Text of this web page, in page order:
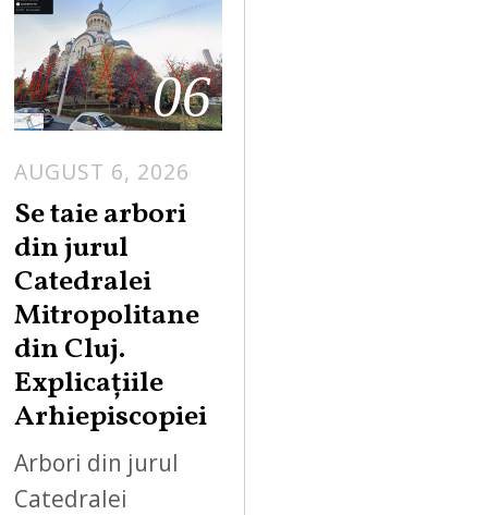
06
AUGUST 6, 2026
Se taie arbori
din jurul
Catedralei
Mitropolitane
din Cluj.
Explicațiile
Arhiepiscopiei
Arbori din jurul
Catedralei